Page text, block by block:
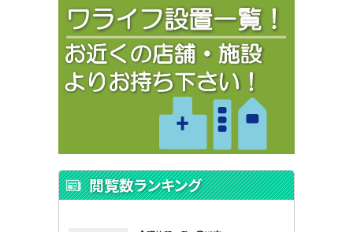
閲覧数ランキング